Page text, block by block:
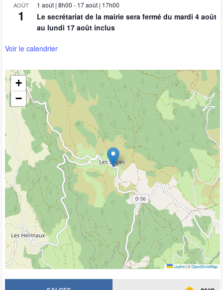
AOÛT
1
1 août | 8h00 - 17 août | 17h00
Le secrétariat de la mairie sera fermé du mardi 4 août
au lundi 17 août inclus
Voir le calendrier
+
−
Leaflet |©OpenStreetMap